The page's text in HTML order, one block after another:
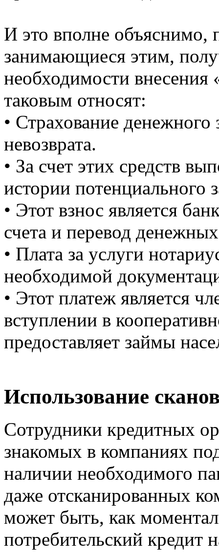
И это вполне объяснимо,
занимающиеся этим,
необходимости внесения
таковым относят:
• Страхование
невозврата.
• За счет этих средств
истории потенциального
• Этот взнос является
счета и перевод
• Плата за услуги
необходимой
• Этот платеж является
вступлении в
предоставляет займы
Использование
Сотрудники кредитных
знакомых в компаниях
наличии необходимого
даже отсканированных
может быть, как
потребительский кредит